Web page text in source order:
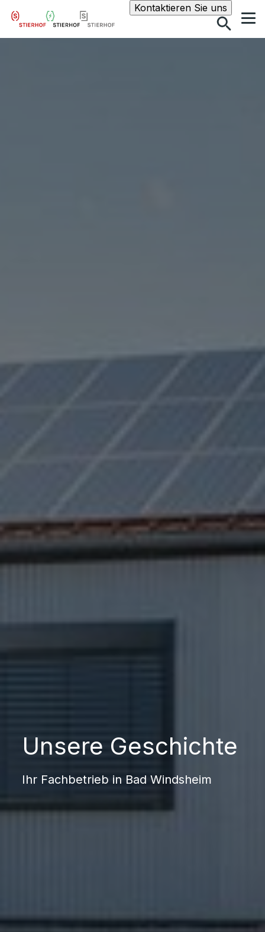
Kontaktieren Sie unsSuche
Unsere Geschichte
Ihr Fachbetrieb in Bad Windsheim